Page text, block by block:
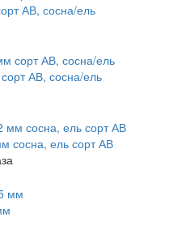
АВ, сосна/ель
АВ, сосна/ель
сосна, ель сорт АВ